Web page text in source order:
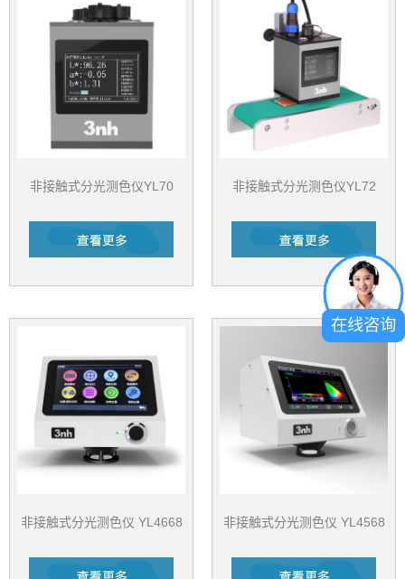
非接触式分光测色仪YL70 非接触式分光测色仪YL72
非接触式分光测色仪 YL4668 非接触式分光测色仪 YL4568
在线咨询